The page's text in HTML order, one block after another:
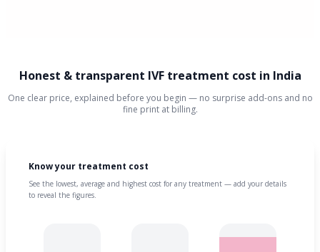
Honest & transparent IVF treatment cost in India
One clear price, explained before you begin — no surprise add-ons and no
fine print at billing.
Know your treatment cost
See the lowest, average and highest cost for any treatment — add your details
to reveal the figures.